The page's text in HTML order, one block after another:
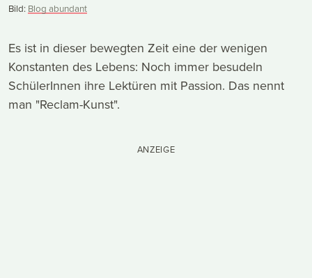
Bild: Blog abundant
Es ist in dieser bewegten Zeit eine der wenigen
Konstanten des Lebens: Noch immer besudeln
SchülerInnen ihre Lektüren mit Passion. Das nennt
man "Reclam-Kunst".
ANZEIGE